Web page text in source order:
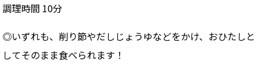
調理時間 10分
◎いずれも、削り節やだしじょうゆなどをかけ、おひたしと
してそのまま食べられます！